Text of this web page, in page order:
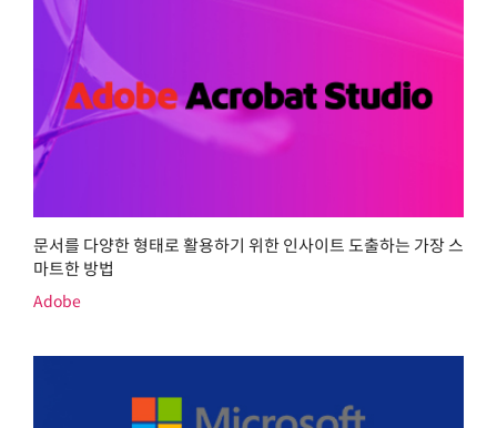
문서를 다양한 형태로 활용하기 위한 인사이트 도출하는 가장 스
마트한 방법
Adobe